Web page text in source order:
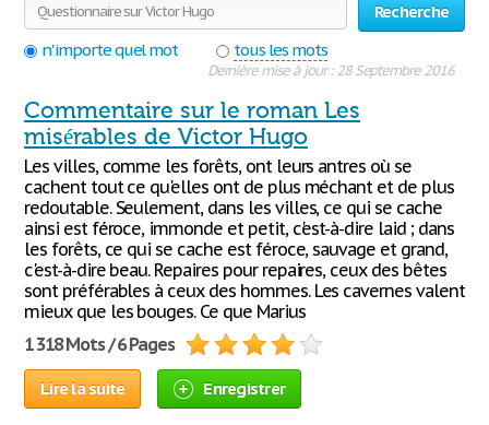
Contactez-nous
Recherche
n'importe quel mot
tous les mots
Dernière mise à jour : 28 Septembre 2016
Commentaire sur le roman Les
misérables de Victor Hugo
Les villes, comme les forêts, ont leurs antres où se
cachent tout ce qu'elles ont de plus méchant et de plus
redoutable. Seulement, dans les villes, ce qui se cache
ainsi est féroce, immonde et petit, c'est-à-dire laid ; dans
les forêts, ce qui se cache est féroce, sauvage et grand,
c'est-à-dire beau. Repaires pour repaires, ceux des bêtes
sont préférables à ceux des hommes. Les cavernes valent
mieux que les bouges. Ce que Marius
1 318 Mots / 6 Pages
Lire la suite Enregistrer